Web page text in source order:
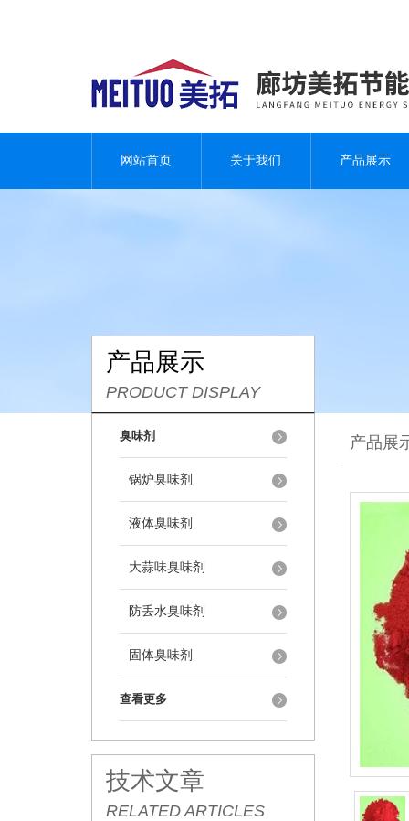
网站首页 关于我们 产品展示
产品展示
PRODUCT DISPLAY
臭味剂
锅炉臭味剂
液体臭味剂
大蒜味臭味剂
防丢水臭味剂
固体臭味剂
查看更多
技术文章
RELATED ARTICLES
产品展